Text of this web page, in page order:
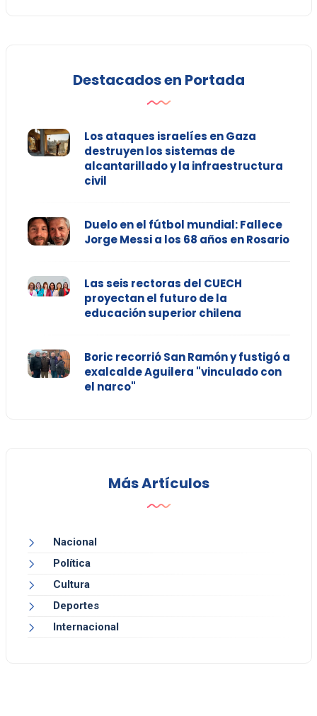
Destacados en Portada
Los ataques israelíes en Gaza
destruyen los sistemas de
alcantarillado y la infraestructura
civil
Duelo en el fútbol mundial: Fallece
Jorge Messi a los 68 años en Rosario
Las seis rectoras del CUECH
proyectan el futuro de la
educación superior chilena
Boric recorrió San Ramón y fustigó a
exalcalde Aguilera "vinculado con
el narco"
Más Artículos
Nacional
Política
Cultura
Deportes
Internacional